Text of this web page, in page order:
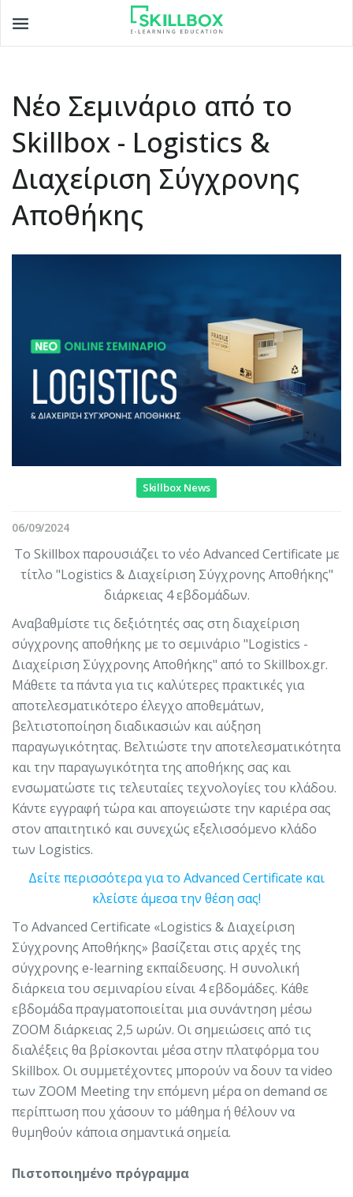
Νέο Σεμινάριο από το
Skillbox - Logistics &
Διαχείριση Σύγχρονης
Αποθήκης
Skillbox News
06/09/2024
Το Skillbox παρουσιάζει το νέο Advanced Certificate με
τίτλο "Logistics & Διαχείριση Σύγχρονης Αποθήκης"
διάρκειας 4 εβδομάδων.
Αναβαθμίστε τις δεξιότητές σας στη διαχείριση
σύγχρονης αποθήκης με το σεμινάριο "Logistics -
Διαχείριση Σύγχρονης Αποθήκης" από το Skillbox.gr.
Μάθετε τα πάντα για τις καλύτερες πρακτικές για
αποτελεσματικότερο έλεγχο αποθεμάτων,
βελτιστοποίηση διαδικασιών και αύξηση
παραγωγικότητας. Bελτιώστε την αποτελεσματικότητα
και την παραγωγικότητα της αποθήκης σας και
ενσωματώστε τις τελευταίες τεχνολογίες του κλάδου.
Κάντε εγγραφή τώρα και απογειώστε την καριέρα σας
στον απαιτητικό και συνεχώς εξελισσόμενο κλάδο
των Logistics.
Δείτε περισσότερα για το Advanced Certificate και
κλείστε άμεσα την θέση σας!
Το Advanced Certificate «Logistics & Διαχείριση
Σύγχρονης Αποθήκης» βασίζεται στις αρχές της
σύγχρονης e-learning εκπαίδευσης. Η συνολική
διάρκεια του σεμιναρίου είναι 4 εβδομάδες. Κάθε
εβδομάδα πραγματοποιείται μια συνάντηση μέσω
ZOOM διάρκειας 2,5 ωρών. Οι σημειώσεις από τις
διαλέξεις θα βρίσκονται μέσα στην πλατφόρμα του
Skillbox. Οι συμμετέχοντες μπορούν να δουν τα video
των ZOOM Meeting την επόμενη μέρα on demand σε
περίπτωση που χάσουν το μάθημα ή θέλουν να
θυμηθούν κάποια σημαντικά σημεία.
Πιστοποιημένο πρόγραμμα